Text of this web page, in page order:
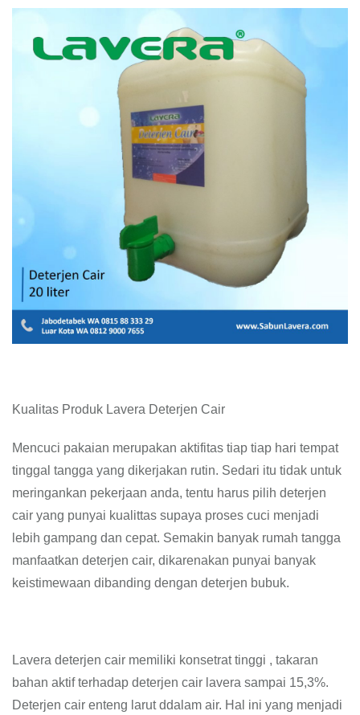
Kualitas Produk Lavera Deterjen Cair
Mencuci pakaian merupakan aktifitas tiap tiap hari tempat
tinggal tangga yang dikerjakan rutin. Sedari itu tidak untuk
meringankan pekerjaan anda, tentu harus pilih deterjen
cair yang punyai kualittas supaya proses cuci menjadi
lebih gampang dan cepat. Semakin banyak rumah tangga
manfaatkan deterjen cair, dikarenakan punyai banyak
keistimewaan dibanding dengan deterjen bubuk.
Lavera deterjen cair memiliki konsetrat tinggi , takaran
bahan aktif terhadap deterjen cair lavera sampai 15,3%.
Deterjen cair enteng larut ddalam air. Hal ini yang menjadi